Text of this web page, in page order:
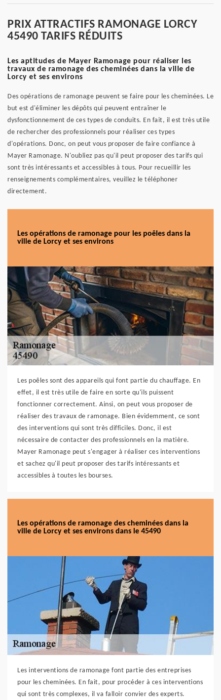
PRIX ATTRACTIFS RAMONAGE LORCY
45490 TARIFS RÉDUITS
Les aptitudes de Mayer Ramonage pour réaliser les
travaux de ramonage des cheminées dans la ville de
Lorcy et ses environs
Des opérations de ramonage peuvent se faire pour les cheminées. Le
but est d'éliminer les dépôts qui peuvent entraîner le
dysfonctionnement de ces types de conduits. En fait, il est très utile
de rechercher des professionnels pour réaliser ces types
d'opérations. Donc, on peut vous proposer de faire confiance à
Mayer Ramonage. N'oubliez pas qu'il peut proposer des tarifs qui
sont très intéressants et accessibles à tous. Pour recueillir les
renseignements complémentaires, veuillez le téléphoner
directement.
Les opérations de ramonage pour les poêles dans la
ville de Lorcy et ses environs
Les poêles sont des appareils qui font partie du chauffage. En
effet, il est très utile de faire en sorte qu'ils puissent
fonctionner correctement. Ainsi, on peut vous proposer de
réaliser des travaux de ramonage. Bien évidemment, ce sont
des interventions qui sont très difficiles. Donc, il est
nécessaire de contacter des professionnels en la matière.
Mayer Ramonage peut s'engager à réaliser ces interventions
et sachez qu'il peut proposer des tarifs intéressants et
accessibles à toutes les bourses.
Les opérations de ramonage des cheminées dans la
ville de Lorcy et ses environs dans le 45490
Les interventions de ramonage font partie des entreprises
pour les cheminées. En fait, pour procéder à ces interventions
qui sont très complexes, il va falloir convier des experts.